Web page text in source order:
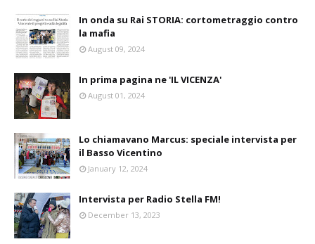
In onda su Rai STORIA: cortometraggio contro
la mafia
August 09, 2024
In prima pagina ne 'IL VICENZA'
August 01, 2024
Lo chiamavano Marcus: speciale intervista per
il Basso Vicentino
January 12, 2024
Intervista per Radio Stella FM!
December 13, 2023